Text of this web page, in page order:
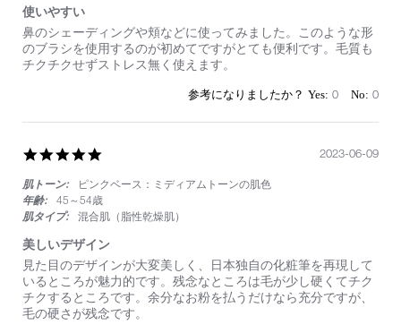
使いやすい
Review
by
on
review
stating
使
い
鼻のシェーディングや頬などに使ってみました。このような形
のブラシを使用するのが初めてですがとても便利です。毛質も
チクチクせずストレス無く使えます。
0 0
rating
肌トーン:
ピンクベース：ミディアムトーンの肌色
年齢:
45～54歳
肌タイプ:
混合肌（脂性乾燥肌）
美しいデザイン
Review
by
on
9
Jun
review
stating
美
し
い
見た目のデザインが大変美しく、日本独自の化粧筆を再現して
いるところが魅力的です。残念なところは毛が少し硬くてチク
チクするところです。余分なお粉を払うだけなら充分ですが、
毛の硬さが残念です。
2023-06-09